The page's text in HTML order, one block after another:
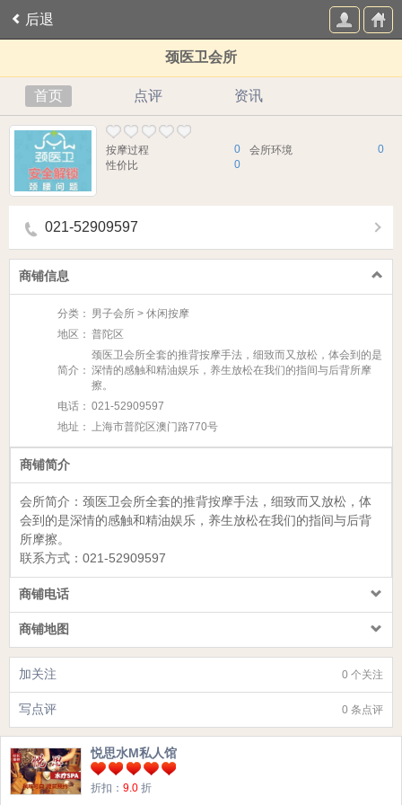
后退
颈医卫会所
首页 点评 资讯
0
按摩过程 0
会所环境
0
性价比
021-52909597
商铺信息
分类： 男子会所 > 休闲按摩
地区： 普陀区
简介：
颈医卫会所全套的推背按摩手法，细致而又放松，体会到的是
深情的感触和精油娱乐，养生放松在我们的指间与后背所摩
擦。
电话： 021-52909597
地址： 上海市普陀区澳门路770号
商铺简介
会所简介： 颈医卫会所全套的推背按摩手法，细致而又放松，体
会到的是深情的感触和精油娱乐，养生放松在我们的指间与后背
所摩擦。
联系方式： 021-52909597
商铺电话
商铺地图
0 个关注
加关注
0 条点评
写点评
悦思水M私人馆
折扣： 9.0 折